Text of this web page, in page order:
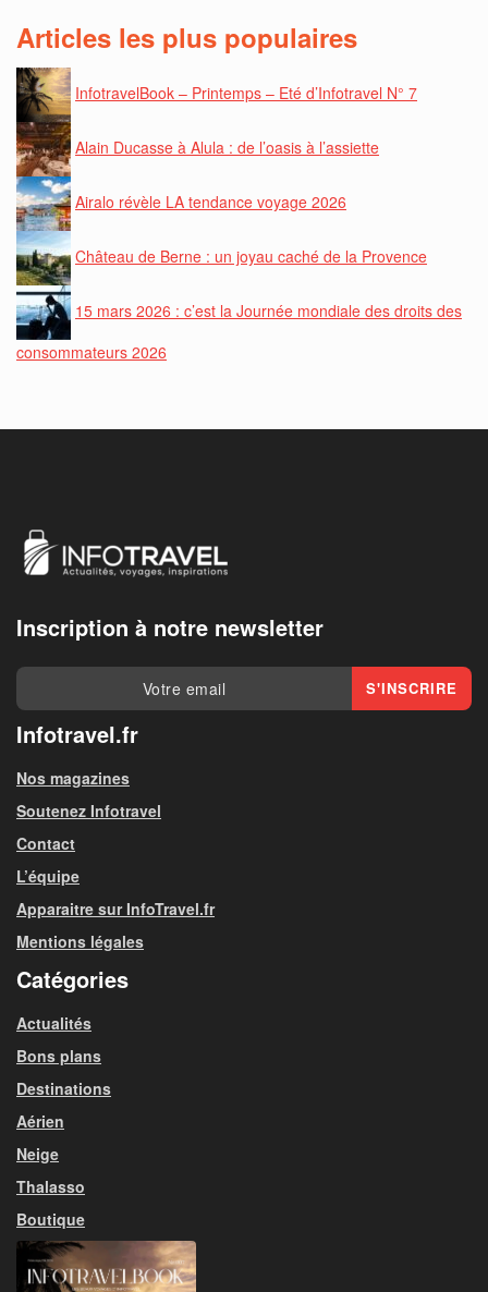
Articles les plus populaires
InfotravelBook – Printemps – Eté d’Infotravel N° 7
Alain Ducasse à Alula : de l’oasis à l’assiette
Airalo révèle LA tendance voyage 2026
Château de Berne : un joyau caché de la Provence
15 mars 2026 : c’est la Journée mondiale des droits des
consommateurs 2026
Inscription à notre newsletter
Infotravel.fr
Nos magazines
Soutenez Infotravel
Contact
L’équipe
Apparaitre sur InfoTravel.fr
Mentions légales
Catégories
Actualités
Bons plans
Destinations
Aérien
Neige
Thalasso
Boutique